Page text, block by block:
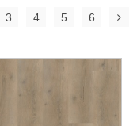
3 4 5 6